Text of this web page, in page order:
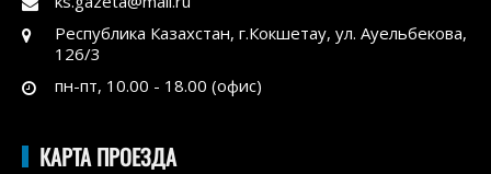
Республика Казахстан, г.Кокшетау, ул. Ауельбекова,
126/3
пн-пт, 10.00 - 18.00 (офис)
КАРТА ПРОЕЗДА